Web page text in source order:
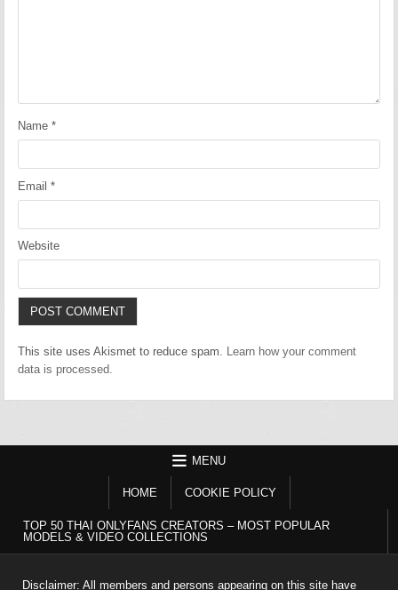
Name*
Email*
Website
This site uses Akismet to reduce spam.
Learn how your comment
data is processed.
MENU
HOME COOKIE POLICY
TOP 50 THAI ONLYFANS CREATORS – MOST POPULAR
MODELS & VIDEO COLLECTIONS
Disclaimer: All members and persons appearing on this site have